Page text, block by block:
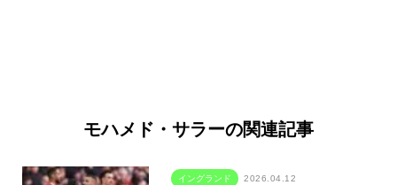
モハメド・サラーの関連記事
イングランド 2026.04.12